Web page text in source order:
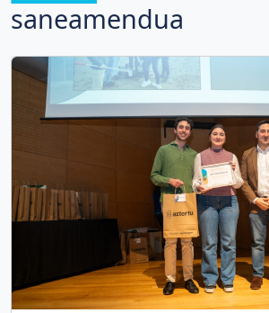
saneamendua